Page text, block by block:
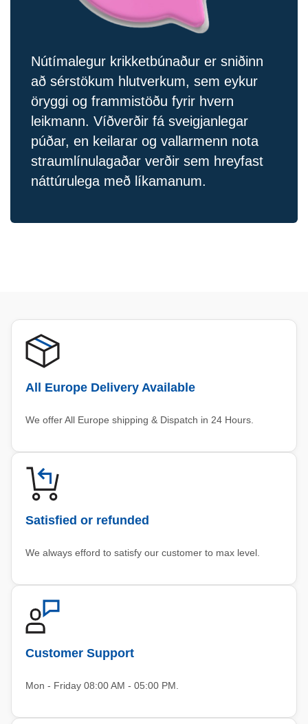
Nútímalegur krikketbúnaður er sniðinn
að sérstökum hlutverkum, sem eykur
öryggi og frammistöðu fyrir hvern
leikmann. Víðverðir fá sveigjanlegar
púðar, en keilarar og vallarmenn nota
straumlínulagaðar verðir sem hreyfast
náttúrulega með líkamanum.
All Europe Delivery Available
We offer All Europe shipping & Dispatch in 24 Hours.
Satisfied or refunded
We always efford to satisfy our customer to max level.
Customer Support
Mon - Friday 08:00 AM - 05:00 PM.